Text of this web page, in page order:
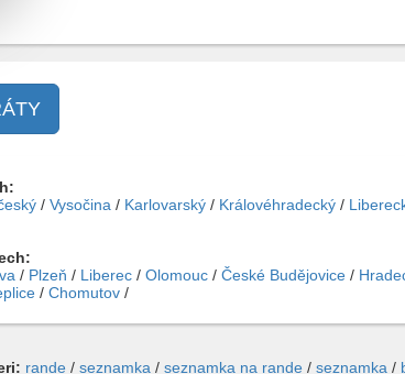
/ Vysočina / Karlovarský / Královéhradecký /
/ Plzeň / Liberec / Olomouc / České Budějovice /
/ Chomutov /
rande / seznamka / seznamka na rande / seznamka /